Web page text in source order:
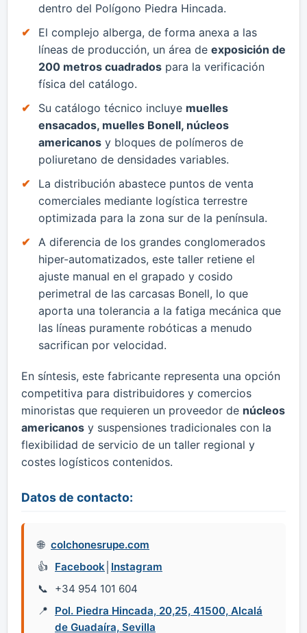
dentro del Polígono Piedra Hincada.
​El complejo alberga, de forma anexa a las
líneas de producción, un área de exposición de
200 metros cuadrados para la verificación
física del catálogo.
​Su catálogo técnico incluye muelles
ensacados, muelles Bonell, núcleos
americanos y bloques de polímeros de
poliuretano de densidades variables.
​La distribución abastece puntos de venta
comerciales mediante logística terrestre
optimizada para la zona sur de la península.
​A diferencia de los grandes conglomerados
hiper-automatizados, este taller retiene el
ajuste manual en el grapado y cosido
perimetral de las carcasas Bonell, lo que
aporta una tolerancia a la fatiga mecánica que
las líneas puramente robóticas a menudo
sacrifican por velocidad.
​En síntesis, este fabricante representa una opción
competitiva para distribuidores y comercios
minoristas que requieren un proveedor de núcleos
americanos y suspensiones tradicionales con la
flexibilidad de servicio de un taller regional y
costes logísticos contenidos.
Datos de contacto:
colchonesrupe.com
Facebook Instagram
+34 954 101 604
Pol. Piedra Hincada, 20,25, 41500, Alcalá
de Guadaíra, Sevilla